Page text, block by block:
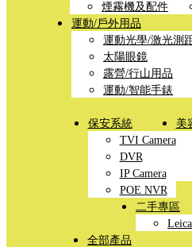
煙霧機及配件
運動/戶外用品
運動光學/激光測
太陽眼鏡
露營/行山用品
運動/智能手錶
保安系統
TVI Camera
DVR
IP Camera
POE NVR
美
二手專區
全部產品